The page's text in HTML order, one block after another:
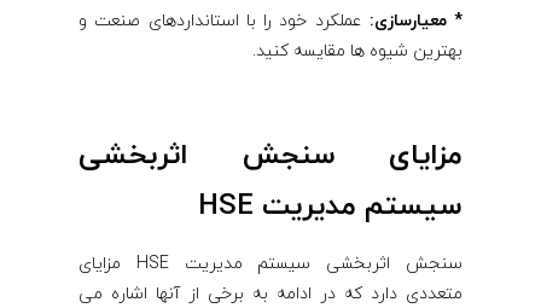
* معیارسازی: عملکرد خود را با استانداردهای صنعت و
بهترین شیوه ها مقایسه کنید.
مزایای سنجش اثربخشی
سیستم مدیریت HSE
سنجش اثربخشی سیستم مدیریت HSE مزایای
متعددی دارد که در ادامه به برخی از آنها اشاره می